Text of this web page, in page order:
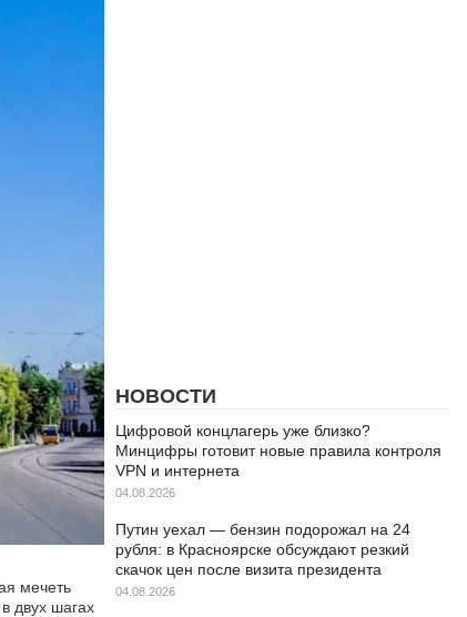
мечеть
двух шагах
НОВОСТИ
Цифровой концлагерь уже близко?
Минцифры готовит новые правила контроля
VPN и интернета
04.08.2026
Путин уехал — бензин подорожал на 24
рубля: в Красноярске обсуждают резкий
скачок цен после визита президента
04.08.2026